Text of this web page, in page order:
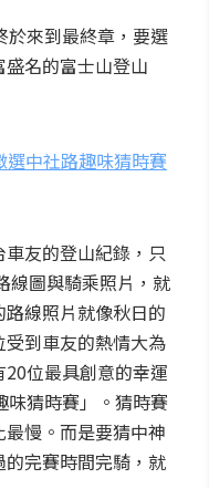
於來到最終章，要選
名的富士山登山
選中社路趣味猜時賽
友的登山紀錄，只
線圖與騎乘照片，就
線照片就像秋日的
到車友的熱情大為
位最具創意的幸運
味猜時賽」。猜時賽
慢。而是要猜中神
完賽時間完騎，就